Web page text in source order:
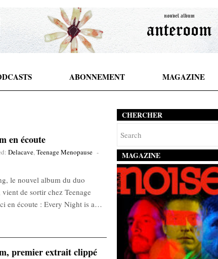
ABONNEMENT MAGAZINE
en écoute
Delacave,Teenage Menopause -
le nouvel album du duo
de sortir chez Teenage
en écoute : Every Night is a…
premier extrait clippé
CHERCHER
MAGAZINE